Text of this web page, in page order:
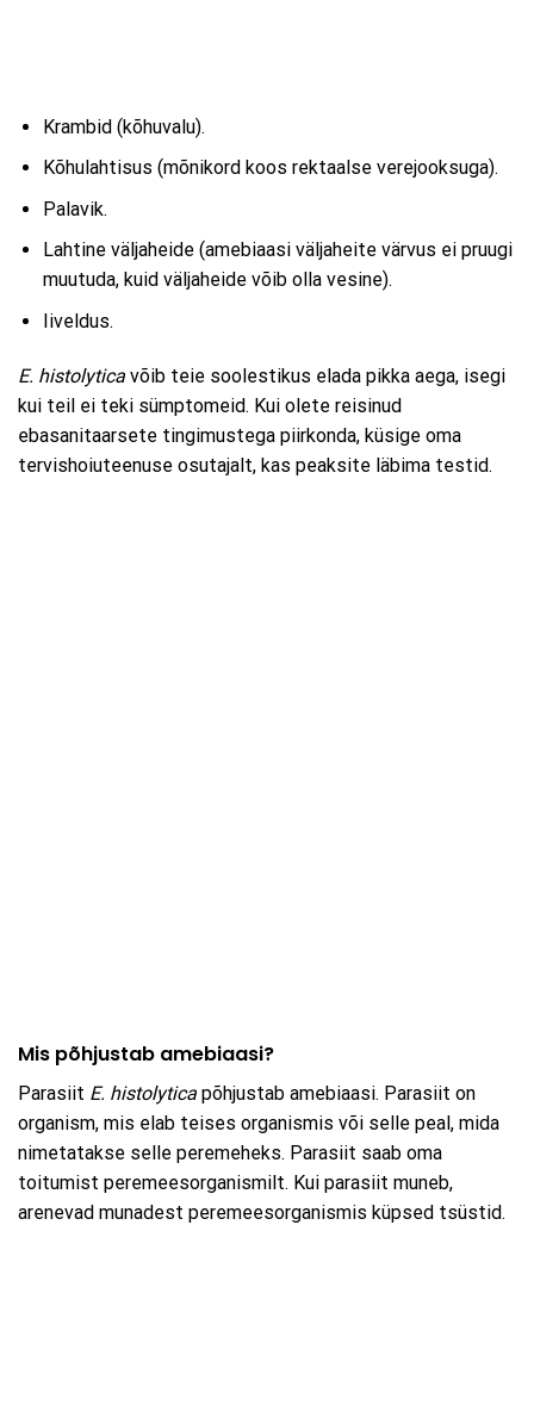
Krambid (kõhuvalu).
Kõhulahtisus (mõnikord koos rektaalse verejooksuga).
Palavik.
Lahtine väljaheide (amebiaasi väljaheite värvus ei pruugi
muutuda, kuid väljaheide võib olla vesine).
Iiveldus.
E. histolytica võib teie soolestikus elada pikka aega, isegi
kui teil ei teki sümptomeid. Kui olete reisinud
ebasanitaarsete tingimustega piirkonda, küsige oma
tervishoiuteenuse osutajalt, kas peaksite läbima testid.
Mis põhjustab amebiaasi?
Parasiit E. histolytica põhjustab amebiaasi. Parasiit on
organism, mis elab teises organismis või selle peal, mida
nimetatakse selle peremeheks. Parasiit saab oma
toitumist peremeesorganismilt. Kui parasiit muneb,
arenevad munadest peremeesorganismis küpsed tsüstid.